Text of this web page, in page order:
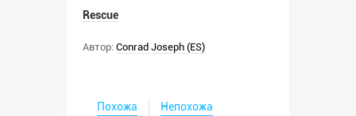
Rescue
Автор: Conrad Joseph (ES)
Похожа Непохожа